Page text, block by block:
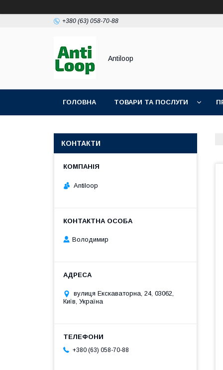
+380 (63) 058-70-88
Antiloop
ГОЛОВНА ТОВАРИ ТА ПОСЛУГИ
КОНТАКТИ
Antiloop
Володимир
вулиця Екскаваторна, 24, 03062,
Київ, Україна
+380 (63) 058-70-88